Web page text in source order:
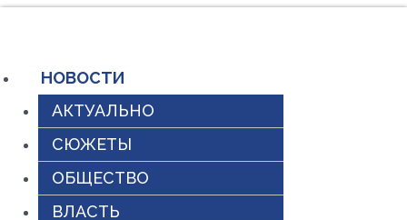
содержимому
НОВОСТИ
АКТУАЛЬНО
СЮЖЕТЫ
ОБЩЕСТВО
ВЛАСТЬ